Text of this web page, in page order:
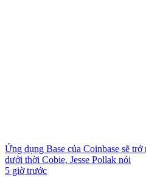
Ứng dụng Base của Coinbase sẽ
dưới thời Cobie, Jesse Pollak nói
5 giờ trước